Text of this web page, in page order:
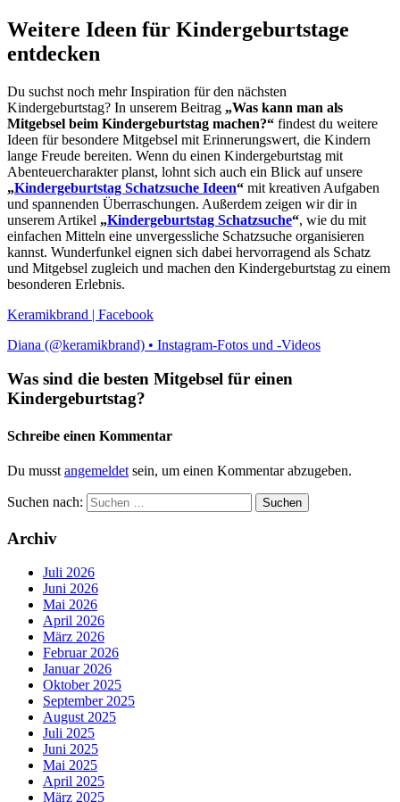
Weitere Ideen für Kindergeburtstage
entdecken
Du suchst noch mehr Inspiration für den nächsten
Kindergeburtstag? In unserem Beitrag „Was kann man als
Mitgebsel beim Kindergeburtstag machen?“ findest du weitere
Ideen für besondere Mitgebsel mit Erinnerungswert, die Kindern
lange Freude bereiten. Wenn du einen Kindergeburtstag mit
Abenteuercharakter planst, lohnt sich auch ein Blick auf unsere
„Kindergeburtstag Schatzsuche Ideen“ mit kreativen Aufgaben
und spannenden Überraschungen. Außerdem zeigen wir dir in
unserem Artikel „Kindergeburtstag Schatzsuche“, wie du mit
einfachen Mitteln eine unvergessliche Schatzsuche organisieren
kannst. Wunderfunkel eignen sich dabei hervorragend als Schatz
und Mitgebsel zugleich und machen den Kindergeburtstag zu einem
besonderen Erlebnis.
Keramikbrand | Facebook
Diana (@keramikbrand) • Instagram-Fotos und -Videos
Was sind die besten Mitgebsel für einen
Kindergeburtstag?
Schreibe einen Kommentar
Du musst angemeldet sein, um einen Kommentar abzugeben.
Suchen nach:
Archiv
Juli 2026
Juni 2026
Mai 2026
April 2026
März 2026
Februar 2026
Januar 2026
Oktober 2025
September 2025
August 2025
Juli 2025
Juni 2025
Mai 2025
April 2025
März 2025